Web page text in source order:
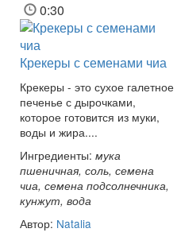
0:30
Крекеры с семенами чиа
Крекеры - это сухое галетное
печенье с дырочками,
которое готовится из муки,
воды и жира....
Ингредиенты: мука
пшеничная, соль, семена
чиа, семена подсолнечника,
кунжут, вода
Автор: Natalia